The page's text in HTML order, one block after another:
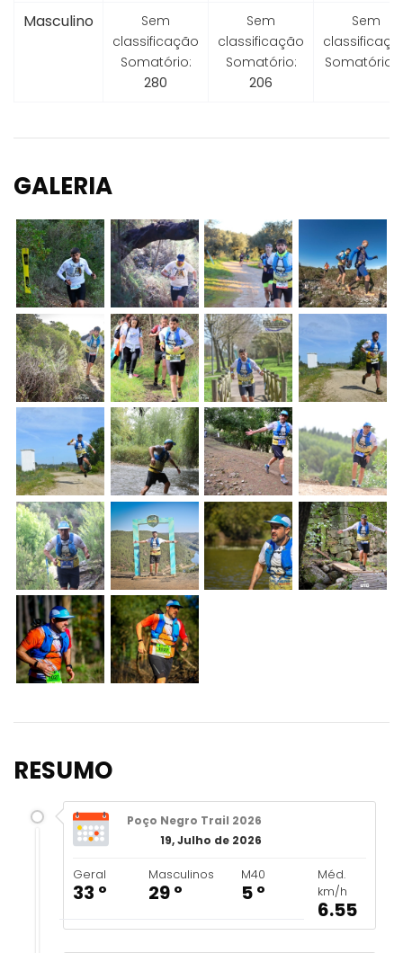
Masculino
Sem
classificação
Somatório:
280
Sem
classificação
Somatório:
206
Sem
Somatório:
GALERIA
RESUMO
Poço Negro Trail 2026
19, Julho de 2026
Geral
33 º
Masculinos
29 º
M40
5 º
Méd.
km/h
6.55